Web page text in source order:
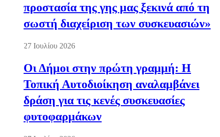
προστασία της γης μας ξεκινά από τη
σωστή διαχείριση των συσκευασιών»
27 Ιουλίου 2026
Οι Δήμοι στην πρώτη γραμμή: Η
Τοπική Αυτοδιοίκηση αναλαμβάνει
δράση για τις κενές συσκευασίες
φυτοφαρμάκων